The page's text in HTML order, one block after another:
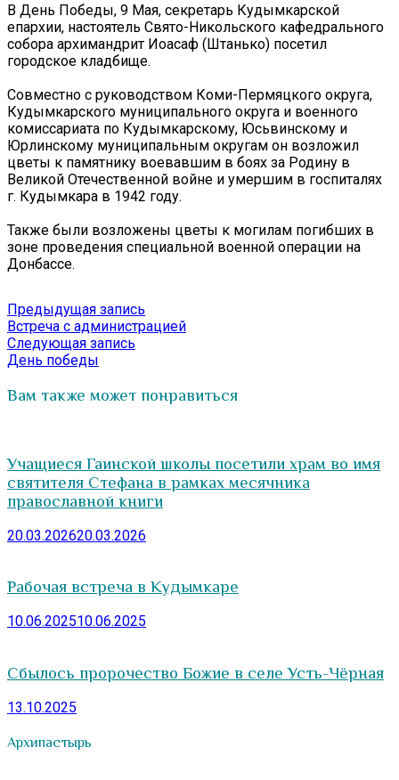
В День Победы, 9 Мая, секретарь Кудымкарской
епархии, настоятель Свято-Никольского кафедрального
собора архимандрит Иоасаф (Штанько) посетил
городское кладбище.
Совместно с руководством Коми-Пермяцкого округа,
Кудымкарского муниципального округа и военного
комиссариата по Кудымкарскому, Юсьвинскому и
Юрлинскому муниципальным округам он возложил
цветы к памятнику воевавшим в боях за Родину в
Великой Отечественной войне и умершим в госпиталях
г. Кудымкара в 1942 году.
Также были возложены цветы к могилам погибших в
зоне проведения специальной военной операции на
Донбассе.
Навигация
по
записям
Предыдущая запись
запись:
Встреча с администрацией
Следующая запись
День победы
Вам также может понравиться
Учащиеся Гаинской школы посетили храм во имя
святителя Стефана в рамках месячника
православной книги
20.03.202620.03.2026
Рабочая встреча в Кудымкаре
10.06.202510.06.2025
Сбылось пророчество Божие в селе Усть-Чёрная
13.10.2025
Архипастырь